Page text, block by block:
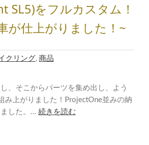
SL5)をフルカスタム！
が仕上がりました！~
クリング, 商品
、そこからパーツを集め出し、よう
み上がりました！ProjectOne並みの納
した。... 続きを読む